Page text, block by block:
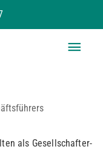
als Gesellschafter-